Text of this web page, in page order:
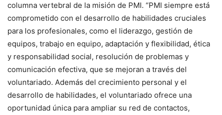
columna vertebral de la misión de PMI. “PMI siempre está
comprometido con el desarrollo de habilidades cruciales
para los profesionales, como el liderazgo, gestión de
equipos, trabajo en equipo, adaptación y flexibilidad, ética
y responsabilidad social, resolución de problemas y
comunicación efectiva, que se mejoran a través del
voluntariado. Además del crecimiento personal y el
desarrollo de habilidades, el voluntariado ofrece una
oportunidad única para ampliar su red de contactos,